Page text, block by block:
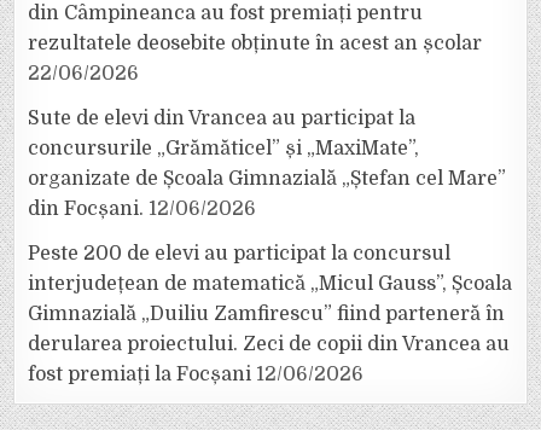
din Câmpineanca au fost premiați pentru
rezultatele deosebite obținute în acest an școlar
22/06/2026
Sute de elevi din Vrancea au participat la
concursurile „Grămăticel” și „MaxiMate”,
organizate de Școala Gimnazială „Ștefan cel Mare”
din Focșani. 12/06/2026
Peste 200 de elevi au participat la concursul
interjudețean de matematică „Micul Gauss”, Școala
Gimnazială „Duiliu Zamfirescu” fiind parteneră în
derularea proiectului. Zeci de copii din Vrancea au
fost premiați la Focșani 12/06/2026